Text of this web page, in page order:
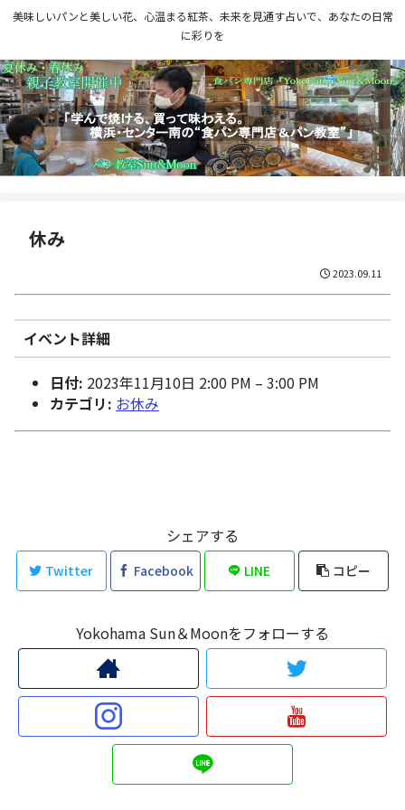
美味しいパンと美しい花、心温まる紅茶、未来を見通す占いで、あなたの日常
に彩りを
休み
2023.09.11
イベント詳細
日付: 2023年11月10日 2:00 PM –3:00 PM
カテゴリ: お休み
シェアする
Twitter Facebook LINE コピー
Yokohama Sun＆Moonをフォローする